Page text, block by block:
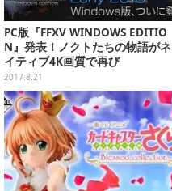
PC版『FFXV WINDOWS EDITIO
N』発表！ノクトたちの物語がネ
イティブ4K画質で再び
2017.8.21